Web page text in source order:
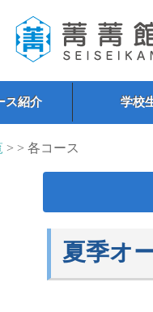
ス紹介 学校
> > 各コース
夏季オ